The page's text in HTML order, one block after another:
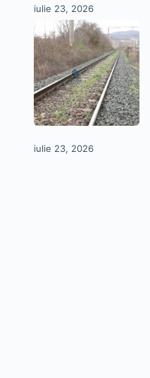
iulie 23, 2026
iulie 23, 2026